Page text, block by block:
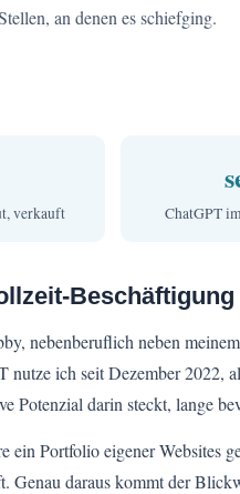
an denen es schiefging.
verkauft ChatGPT
Beschäftigung
nebenberuflich neben
nutze ich seit Dezember 2022,
Potenzial darin steckt, lange
ein Portfolio eigener Websites
Genau daraus kommt der